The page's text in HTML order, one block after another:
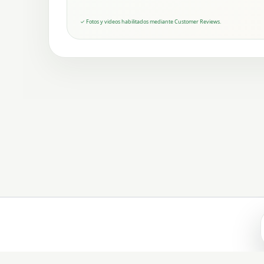
✓ Fotos y videos habilitados mediante Customer Reviews.